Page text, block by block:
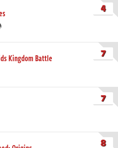
4
Kingdom Battle 7
7
8